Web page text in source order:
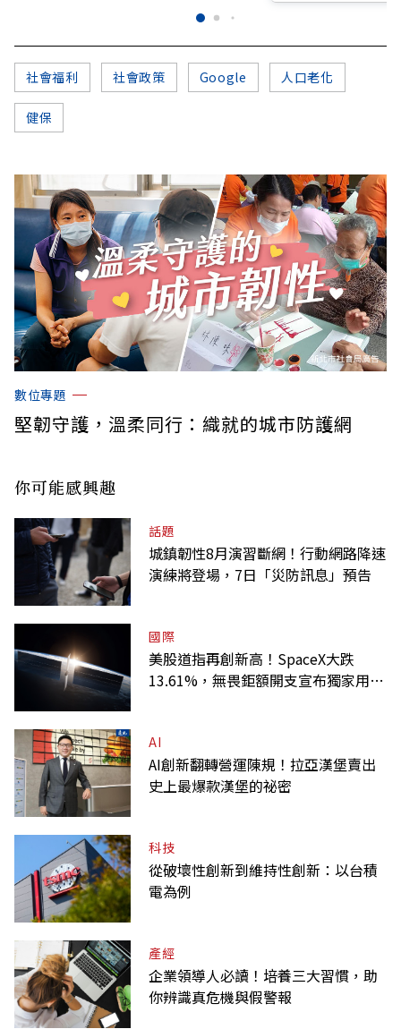
社會福利 社會政策 Google 人口老化
健保
數位專題
堅韌守護，溫柔同行：織就的城市防護網
你可能感興趣
話題
城鎮韌性8月演習斷網！行動網路降速
演練將登場，7日「災防訊息」預告
國際
美股道指再創新高！SpaceX大跌
13.61%，無畏鉅額開支宣布獨家用輝
AI
AI創新翻轉營運陳規！拉亞漢堡賣出
史上最爆款漢堡的祕密
科技
從破壞性創新到維持性創新：以台積
電為例
產經
企業領導人必讀！培養三大習慣，助
你辨識真危機與假警報